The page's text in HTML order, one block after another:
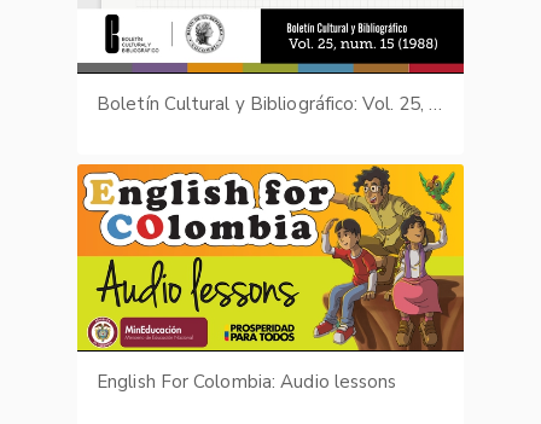
Boletín Cultural y Bibliográfico: Vol. 25, núm. 15 (1988)
English For Colombia: Audio lessons